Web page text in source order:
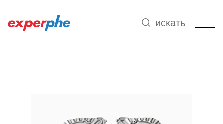
искать